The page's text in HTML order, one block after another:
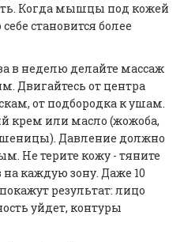
Когда мышцы под кожей
становится более
в неделю делайте массаж
Двигайтесь от центра
от подбородка к ушам.
крем или масло (жожоба,
Давление должно
Не терите кожу - тяните
на каждую зону. Даже 10
результат: лицо
уйдет, контуры